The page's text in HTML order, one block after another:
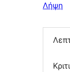
Λήψη